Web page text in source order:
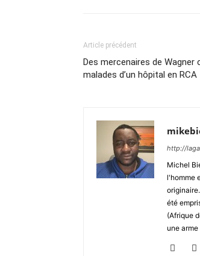
Article précédent
Des mercenaires de Wagner
malades d’un hôpital en RCA
http://
Michel
l'homme
été
(Afrique
une